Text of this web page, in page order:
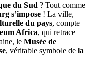
du Sud ? Tout comme
s’impose ! La ville,
du pays, compte
Africa, qui retrace
le Musée de
, véritable symbole de la